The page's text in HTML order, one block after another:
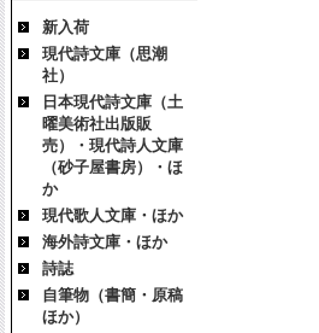
新入荷
現代詩文庫（思潮
社）
日本現代詩文庫（土
曜美術社出版販
売）・現代詩人文庫
（砂子屋書房）・ほ
か
現代歌人文庫・ほか
海外詩文庫・ほか
詩誌
自筆物（書簡・原稿
ほか）